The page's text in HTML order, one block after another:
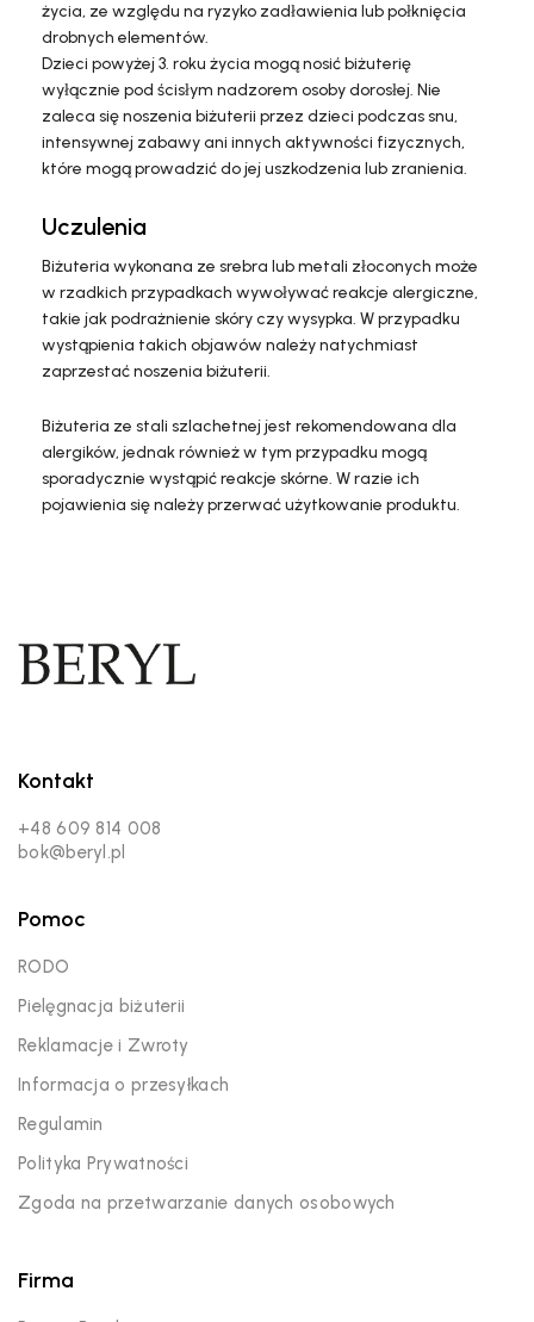
życia, ze względu na ryzyko zadławienia lub połknięcia
drobnych elementów.
Dzieci powyżej 3. roku życia mogą nosić biżuterię
wyłącznie pod ścisłym nadzorem osoby dorosłej. Nie
zaleca się noszenia biżuterii przez dzieci podczas snu,
intensywnej zabawy ani innych aktywności fizycznych,
które mogą prowadzić do jej uszkodzenia lub zranienia.
Uczulenia
Biżuteria wykonana ze srebra lub metali złoconych może
w rzadkich przypadkach wywoływać reakcje alergiczne,
takie jak podrażnienie skóry czy wysypka. W przypadku
wystąpienia takich objawów należy natychmiast
zaprzestać noszenia biżuterii.
Biżuteria ze stali szlachetnej jest rekomendowana dla
alergików, jednak również w tym przypadku mogą
sporadycznie wystąpić reakcje skórne. W razie ich
pojawienia się należy przerwać użytkowanie produktu.
Kontakt
+48 609 814 008
bok@beryl.pl
Pomoc
RODO
Pielęgnacja biżuterii
Reklamacje i Zwroty
Informacja o przesyłkach
Regulamin
Polityka Prywatności
Zgoda na przetwarzanie danych osobowych
Firma